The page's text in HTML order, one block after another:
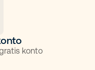
konto